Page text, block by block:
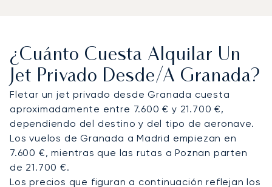
lugar emblemático como el magnífico Hotel
Alhambra Palace.
Como el primer bróker de aviación privada de
Europa en obtener la rigurosa certificación
ARGUS®, nuestro compromiso con la seguridad es
fundamental. Esta dedicación a la excelencia
operativa garantiza una total tranquilidad,
proporcionando el más alto nivel de seguridad
para su vuelo a Granada.
¿Cuánto Cuesta Alquilar Un
Jet Privado Desde/a Granada?
Fletar un jet privado desde Granada cuesta
aproximadamente entre 7.600 € y 21.700 €,
dependiendo del destino y del tipo de aeronave.
Los vuelos de Granada a Madrid empiezan en
7.600 €, mientras que las rutas a Poznan parten
de 21.700 €.
Los precios que figuran a continuación reflejan los